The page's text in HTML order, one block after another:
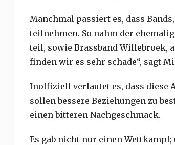
Manchmal passiert es, dass
teilnehmen. So nahm der
teil, sowie Brassband Willebroek,
finden wir es sehr schade“, sagt
Inoffiziell verlautet es, dass diese
sollen bessere Beziehungen zu
einen bitteren Nachgeschmack.
Es gab nicht nur einen